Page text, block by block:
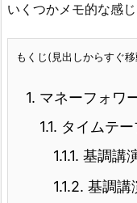
いくつかメモ的な感
もくじ(見出しからすぐ
1. マネーフォワ
1.1. タイムテ
1.1.1. 基調講
1.1.2. 基調講